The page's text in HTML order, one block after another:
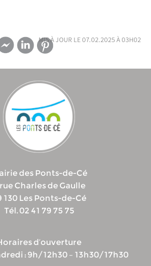
mis à jour le 07.02.2025 à 03h02
des Ponts-de-Cé
Charles de Gaulle
130 Les Ponts-de-Cé
Tél. 02 41 79 75 75
d’ouverture
: 9h/12h30 – 13h30/17h30